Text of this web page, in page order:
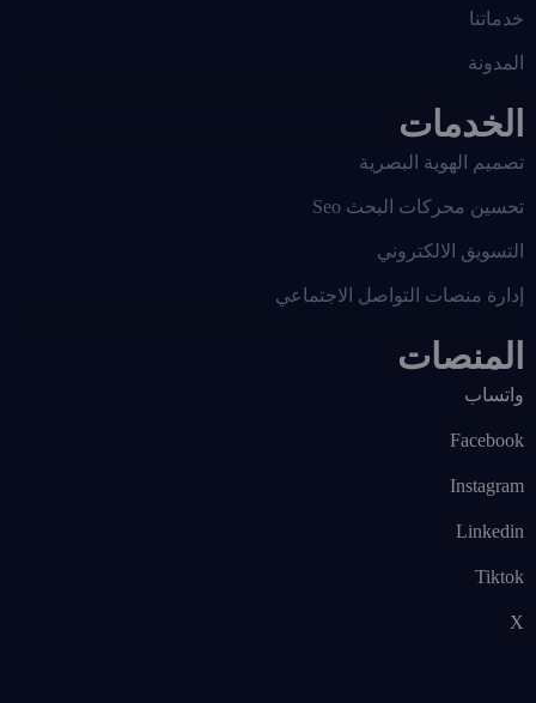
خدماتنا
المدونة
الخدمات
تصميم الهوية البصرية
تحسين محركات البحث Seo
التسويق الالكتروني
إدارة منصات التواصل الاجتماعي
المنصات
واتساب
Facebook
Instagram
Linkedin
Tiktok
X